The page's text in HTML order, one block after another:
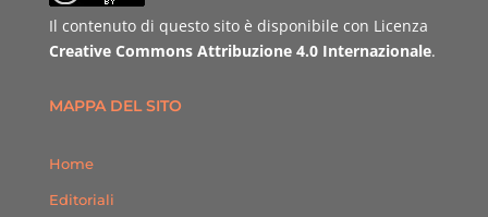
Il contenuto di questo sito è disponibile con Licenza
Creative Commons Attribuzione 4.0 Internazionale.
MAPPA DEL SITO
Home
Editoriali